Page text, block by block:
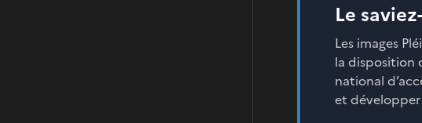
Le
Les images
la disposition
national
et développer